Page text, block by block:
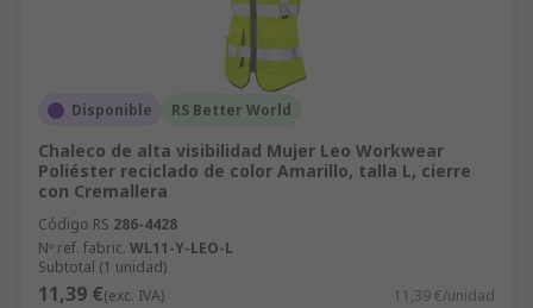
Disponible RS Better World
Chaleco de alta visibilidad Mujer Leo Workwear
Poliéster reciclado de color Amarillo, talla L, cierre
con Cremallera
Código RS 286-4428
Nº ref. fabric. WL11-Y-LEO-L
Subtotal (1 unidad)
11,39 €(exc. IVA) 11,39 €/unidad